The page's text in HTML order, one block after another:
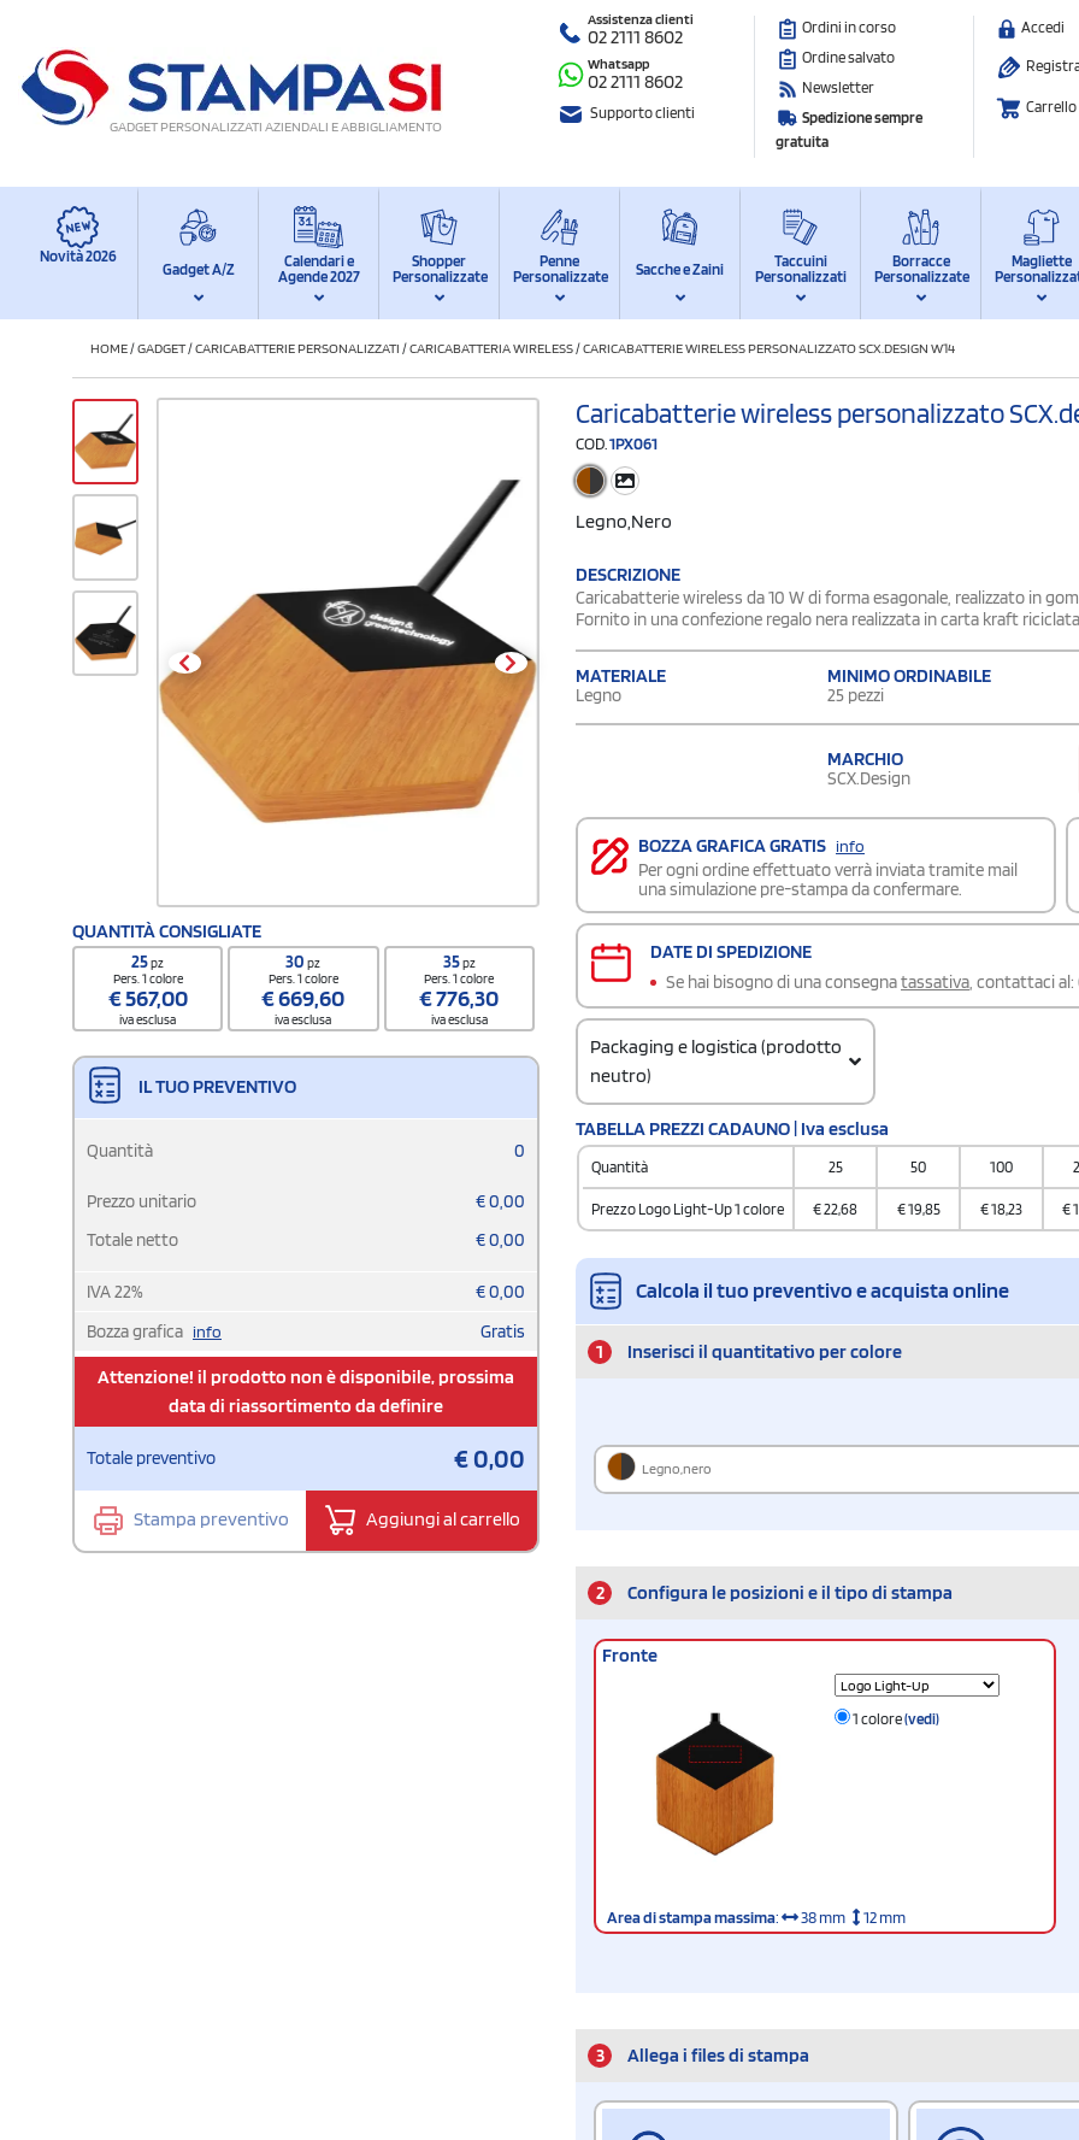
GADGET PERSONALIZZATI AZIENDALI E ABBIGLIAMENTO
Assistenza clienti
02 2111 8602
Whatsapp
02 2111 8602
Supporto clienti
Ordini in corso
Ordine salvato
Newsletter
Spedizione sempre
gratuita
Accedi
Carrello
Novità 2026
Gadget A/Z
Calendari e
Agende 2027
Shopper
Personalizzate
Penne
Personalizzate
Sacche e Zaini
Taccuini
Personalizzati
Borracce
Personalizzate
Magliette
HOME/GADGET/CARICABATTERIE PERSONALIZZATI /CARICABATTERIA WIRELESS/CARICABATTERIE WIRELESS PERSONALIZZATO SCX.DESIGN W14
QUANTITÀ CONSIGLIATE
25pz
Pers. 1 colore
€567,00
iva esclusa
30pz
Pers. 1 colore
€669,60
iva esclusa
35pz
Pers. 1 colore
€776,30
iva esclusa
IL TUO PREVENTIVO
Quantità 0
Prezzo unitario €0,00
Totale netto
€0,00
IVA22% €0,00
Bozza grafica info Gratis
Attenzione! il prodotto non è disponibile, prossima
data di riassortimento da definire
Totale preventivo €0,00
Stampa preventivo Aggiungi al carrello
Caricabatterie wireless personalizzato
COD. 1PX061
Legno,nero
DESCRIZIONE
Caricabatterie wireless da 10 W di forma esagonale, realizzato in
Fornito in una confezione regalo nera realizzata in carta kraft
MATERIALE
Legno
MINIMO ORDINABILE
25 pezzi
MARCHIO
SCX.Design
BOZZA GRAFICA GRATIS info
Per ogni ordine effettuato verrà inviata tramite mail
una simulazione pre-stampa da confermare.
DATE DI SPEDIZIONE
Se hai bisogno di una consegnatassativa, contattaci al:
Packaging e logistica (prodotto
neutro)
8504409090000000000000
Quantità per scatola
50
TABELLA PREZZI CADAUNO | Iva esclusa
Quantità 25 50 100
Prezzo Logo Light-Up 1 colore €22,68 €19,85 €18,23 €
Calcola il tuo preventivo e acquista online
1 Inserisci il quantitativo per colore
Legno,nero
2 Configura le posizioni e il tipo di stampa
Fronte
1 colore(vedi)
Area di stampa massima: 38 mm 12 mm
3 Allega i files di stampa